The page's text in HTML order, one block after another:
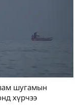
шугамын
хүрчээ